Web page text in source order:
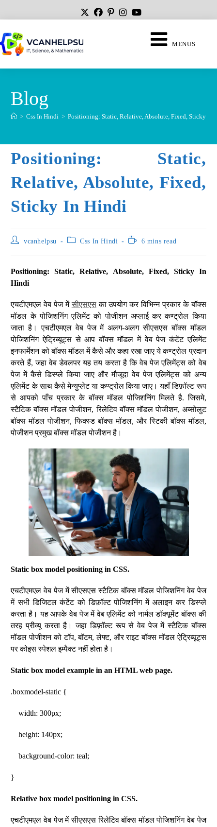
MENUS
Blog
> Css In Hindi > Positioning: Static, Relative, Absolute, Fixed, Sticky In
Positioning: Static,
Relative, Absolute, Fixed,
Sticky In Hindi
vcanhelpsu Css In Hindi 6 mins read
Positioning: Static, Relative, Absolute, Fixed, Sticky In
Hindi
एचटीएमएल वेब पेज मेंसीएसएसका उपयोग कर विभिन्न प्रकार के बॉक्स
मॉडल के पोजिशनिंग एलिमेंट को पोजीशन अप्लाई कर कण्ट्रोल किया
जाता है। एचटीएमएल वेब पेज में अलग-अलग सीएसएस बॉक्स मॉडल
पोजिशनिंग ऐट्रिब्यूट्स से आप बॉक्स मॉडल में वेब पेज कंटेंट एलिमेंट
इनफार्मेशन को बॉक्स मॉडल में कैसे और कहा रखा जाए ये कण्ट्रोल प्रदान
करते हैं, जहा वेब डेवलपर यह तय करता है कि वेब पेज एलिमेंट्स को वेब
पेज में कैसे डिस्प्ले किया जाए और मौजूदा वेब पेज एलिमेंट्स को अन्य
एलिमेंट के साथ कैसे मेन्युप्लेट या कण्ट्रोल किया जाए। यहाँ डिफ़ॉल्ट रूप
से आपको पाँच प्रकार के बॉक्स मॉडल पोजिशनिंग मिलते है. जिसमे,
स्टैटिक बॉक्स मॉडल पोजीशन, रिलेटिव बॉक्स मॉडल पोजीशन, अब्सोलुट
बॉक्स मॉडल पोजीशन, फिक्स्ड बॉक्स मॉडल, और स्टिकी बॉक्स मॉडल,
पोजीशन प्रमुख बॉक्स मॉडल पोजीशन है।
Static box model positioning in CSS.
एचटीएमएल वेब पेज में सीएसएस स्टैटिक बॉक्स मॉडल पोजिशनिंग वेब पेज
में सभी डिजिटल कंटेंट को डिफ़ॉल्ट पोजिशनिंग में अलाइन कर डिस्प्ले
करता है। यह आपके वेब पेज में वेब एलिमेंट को नार्मल डॉक्यूमेंट बॉक्स की
तरह प्रीव्यू करता है। जहा डिफ़ॉल्ट रूप से वेब पेज में स्टैटिक बॉक्स
मॉडल पोजीशन को टॉप, बॉटम, लेफ्ट, और राइट बॉक्स मॉडल ऐट्रिब्यूट्स
पर कोइस स्पेशल इम्पैक्ट नहीं होता है।
Static box model example in an HTML web page.
.boxmodel-static {
width: 300px;
height: 140px;
background-color: teal;
}
Relative box model positioning in CSS.
एचटीएमएल वेब पेज में सीएसएस रिलेटिव बॉक्स मॉडल पोजिशनिंग वेब पेज